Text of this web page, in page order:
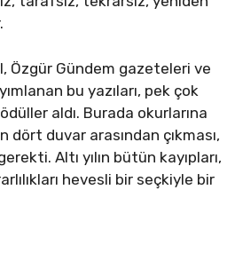
Özgür Gündem gazeteleri ve
bu yazıları, pek çok
aldı. Burada okurlarına
dört duvar arasından çıkması,
Altı yılın bütün kayıpları,
hevesli bir seçkiyle bir